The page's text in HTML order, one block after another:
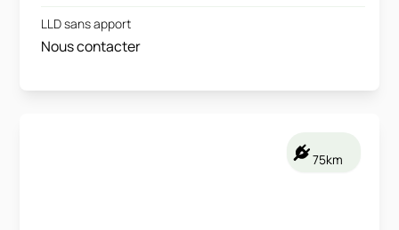
LLD sans apport
Nous contacter
75km